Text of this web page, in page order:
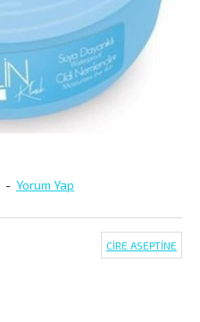
- Yorum Yap
CİRE ASEPTİNE